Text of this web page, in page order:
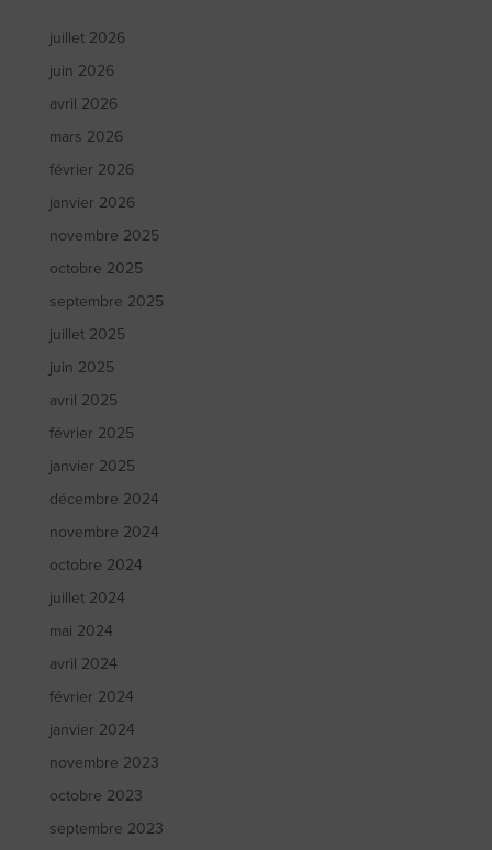
juillet 2026
juin 2026
avril 2026
mars 2026
février 2026
janvier 2026
novembre 2025
octobre 2025
septembre 2025
juillet 2025
juin 2025
avril 2025
février 2025
janvier 2025
décembre 2024
novembre 2024
octobre 2024
juillet 2024
mai 2024
avril 2024
février 2024
janvier 2024
novembre 2023
octobre 2023
septembre 2023